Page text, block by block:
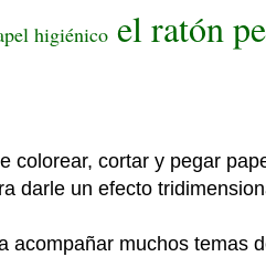
higiénico el ratón
colorear, cortar y pegar
darle un efecto
acompañar muchos temas